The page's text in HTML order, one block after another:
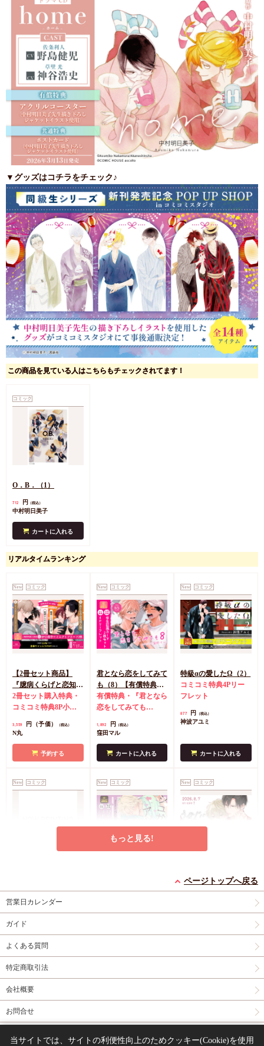
▼グッズはコチラをチェック♪
この商品を見ている人はこちらもチェックされてます！
コミック
O．B．（1）
712 円 （税込）
中村明日美子
カートに入れる
リアルタイムランキング
New コミック
【2冊セット商品】
『臆病くらげと恋知ら
ず【有償】+柴崎さん
のケモノみち【有
約キャンペーン(抽■
2冊セット購入特典・
コミコミ特典8P小冊
2枚
有償特典・『臆病
となの公式同人誌
償特典・『柴崎さんの
アクリルカードキーホ
店舗共通特典ペ
3,559 円（予価） （税込）
N丸
予約する
New コミック
君となら恋をしてみて
も（8）【有償特典・
学生証風カード2枚セ
ット】
有償特典・『君となら
恋をしてみても
ド2枚セット
1,892 円 （税込）
窪田マル
カートに入れる
New コミック
特級αの愛したΩ（2）
コミコミ特典4Pリー
フレット
877 円 （税込）
神波アユミ
カートに入れる
New コミック
小冊子＋箔押しA5ア
クリルボード】
有償特典・『エンドロ
ールは地獄まで
（3）』小冊子 有償特
典・『エンドロールは
地獄まで（3）』箔押
しA5アクリルボード
コミコミ特典8P小冊
子 コミコミ特典雑誌
風A5イラストカード
三ツ星しずく
予約する
New コミック
有償特典・『シュガー
コミコミ特典4Pリー
典ミニイラストカード
New コミック
特典・小冊子】
有償特典・『うなじに
New コミック New コミック New コミック
もっと見る!
ページトップへ戻る
営業日カレンダー
ガイド
よくある質問
特定商取引法
会社概要
お問合せ
当サイトでは、サイトの利便性向上のためクッキー(Cookie)を使用